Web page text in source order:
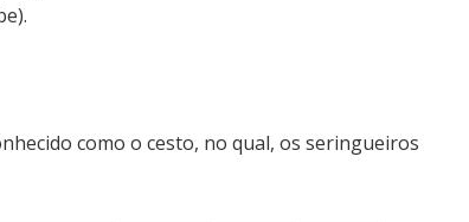
como o cesto, no qual, os seringueiros